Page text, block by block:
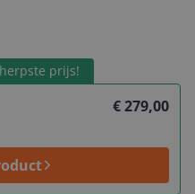
prijs!
€ 279,00